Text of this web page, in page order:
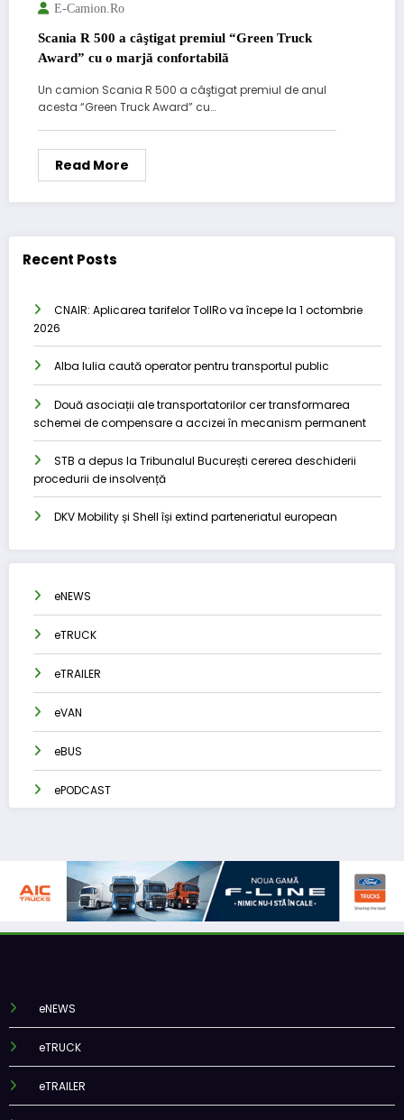
E-Camion.ro
Scania R 500 a câştigat premiul “Green Truck
Award” cu o marjă confortabilă
Un camion Scania R 500 a câştigat premiul de anul
acesta “Green Truck Award” cu…
Read More
Recent Posts
CNAIR: Aplicarea tarifelor TollRo va începe la 1 octombrie
2026
Alba Iulia caută operator pentru transportul public
Două asociații ale transportatorilor cer transformarea
schemei de compensare a accizei în mecanism permanent
STB a depus la Tribunalul București cererea deschiderii
procedurii de insolvență
DKV Mobility și Shell își extind parteneriatul european
eNEWS
eTRUCK
eTRAILER
eVAN
eBUS
ePODCAST
eNEWS
eTRUCK
eTRAILER